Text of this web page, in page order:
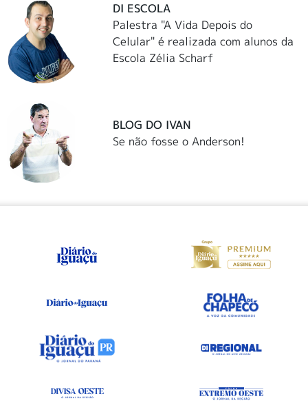
DI ESCOLA
Palestra "A Vida Depois do
Celular" é realizada com alunos da
Escola Zélia Scharf
BLOG DO IVAN
Se não fosse o Anderson!